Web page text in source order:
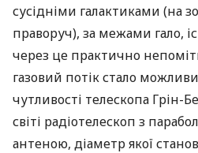
сусідніми галактиками (на
праворуч), за межами гало,
через це практично
газовий потік стало
чутливості телескопа Грін-
світі радіотелескоп з
антеною, діаметр якої